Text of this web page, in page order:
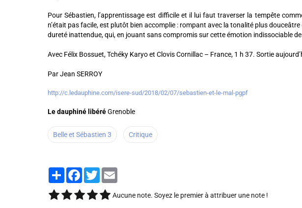
Pour Sébastien, l’apprentissage est difficile et il lui faut traverser la tempête
n’était pas facile, est plutôt bien accomplie : rompant avec la tonalité plus
dureté inattendue, qui, en jouant sans compromis sur cette émotion indissociable
Avec Félix Bossuet, Tchéky Karyo et Clovis Cornillac – France, 1 h 37. Sortie
Par Jean SERROY
http://c.ledauphine.com/isere-sud/2018/02/07/sebastien-et-le-mal-pgpf
Le dauphiné libéréGrenoble
Belle et Sébastien 3 Critique
PartagerFacebook
Twitter
Aucune note. Soyez le premier à attribuer une note !